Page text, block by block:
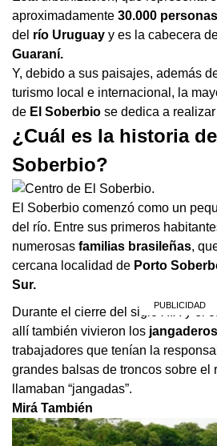
aproximadamente 30.000 personas
del río Uruguay y es la cabecera
Guaraní.
Y, debido a sus paisajes, además
turismo local e internacional, la
de El Soberbio se dedica a
¿Cuál es la historia
Soberbio?
El Soberbio comenzó como un
del río. Entre sus primeros
numerosas familias brasileñas,
cercana localidad de Porto
Sur.
Durante el cierre del siglo XIX y el
allí también vivieron los jangaderos
trabajadores que tenían la
grandes balsas de troncos sobre el
llamaban “jangadas”.
Mirá También